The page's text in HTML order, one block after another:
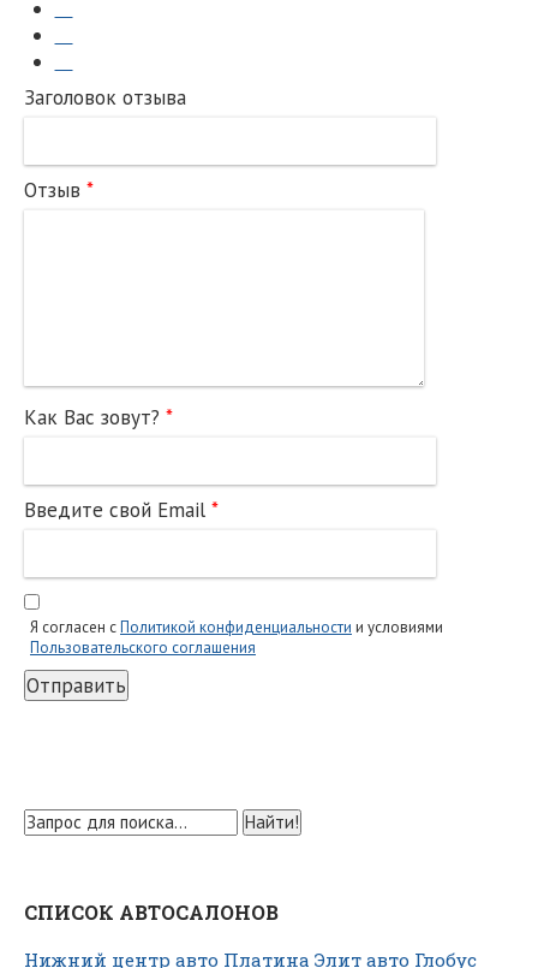
Заголовок отзыва
Отзыв *
Как Вас зовут? *
Введите свой Email *
Я согласен сПолитикой конфиденциальности и условиями
Пользовательского соглашения
Отправить
СПИСОК АВТОСАЛОНОВ
Нижний центр авто Платина Элит авто Глобус